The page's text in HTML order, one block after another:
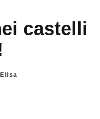
castelli